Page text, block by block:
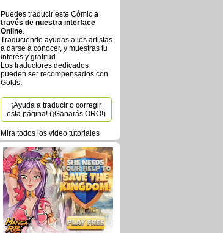
Puedes traducir este Cómic a
través de nuestra interface
Online.
Traduciendo ayudas a los artistas
a darse a conocer, y muestras tu
interés y gratitud.
Los traductores dedicados
pueden ser recompensados con
Golds.
¡Ayuda a traducir o corregir
esta página! (¡Ganarás ORO!)
Mira todos los video tutoriales